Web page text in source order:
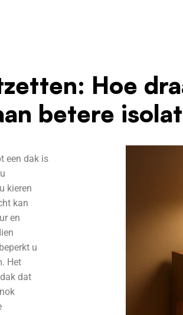
Hoe
betere
een dak is
kieren
kan
en
u
Het
dat